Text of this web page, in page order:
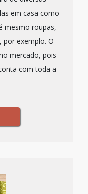
em casa como
mesmo roupas,
por exemplo. O
mercado, pois
com toda a